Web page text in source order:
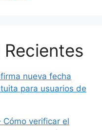
nueva fecha
para usuarios de
Cómo verificar el